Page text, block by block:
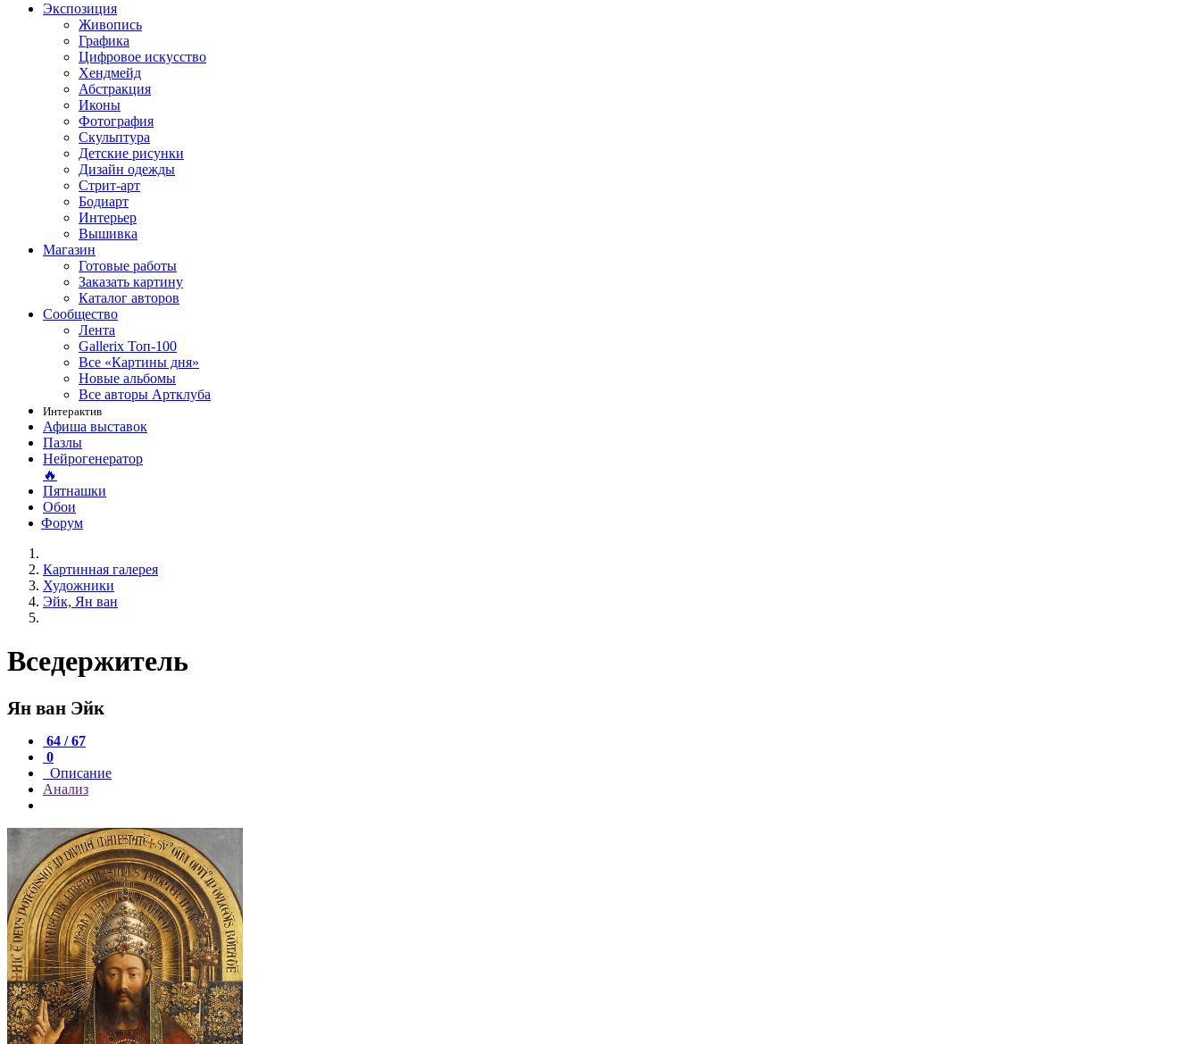
Экспозиция
Живопись
Графика
Цифровое искусство
Хендмейд
Абстракция
Иконы
Фотография
Скульптура
Детские рисунки
Дизайн одежды
Стрит-арт
Бодиарт
Интерьер
Вышивка
Магазин
Готовые работы
Заказать картину
Каталог авторов
Сообщество
Лента
Gallerix Топ-100
Все «Картины дня»
Новые альбомы
Все авторы Артклуба
Интерактив
Афиша выставок
Пазлы
Нейрогенератор
🔥
Пятнашки
Обои
Форум
Картинная галерея
Художники
Эйк, Ян ван
Вседержитель
Ян ван Эйк
64 / 67
0
Описание
Анализ